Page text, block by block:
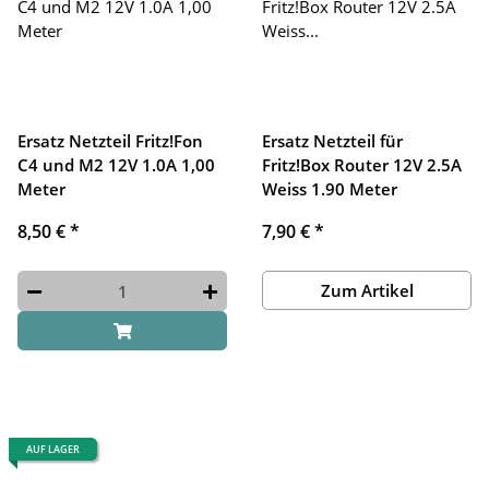
Ersatz Netzteil Fritz!Fon
C4 und M2 12V 1.0A 1,00
Meter
8,50 €*
Ersatz Netzteil für
Fritz!Box Router 12V 2.5A
Weiss 1.90 Meter
7,90 €*
Zum Artikel
AUF LAGER